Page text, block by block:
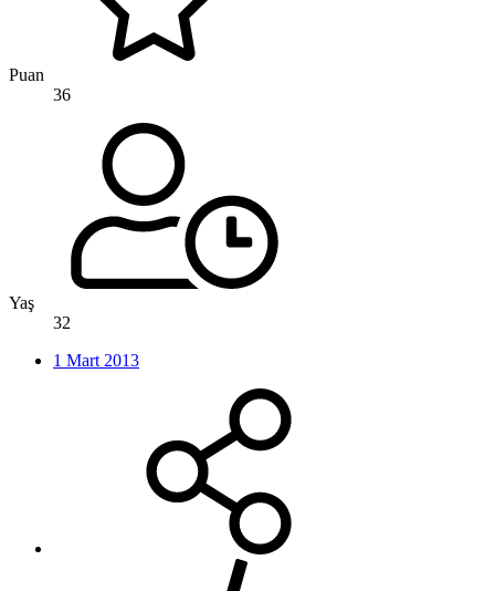
Puan
36
Yaş
32
1 Mart 2013